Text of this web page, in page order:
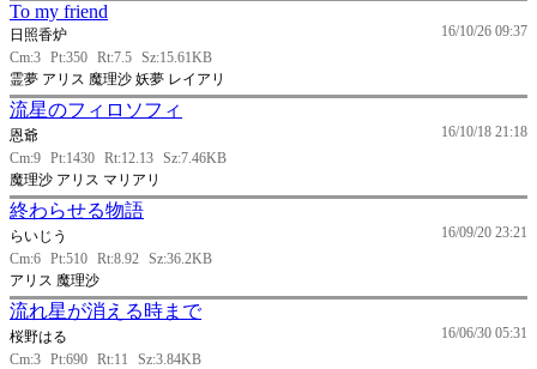
To my friend
16/10/26 09:37
日照香炉
Cm:3 Pt:350 Rt:7.5 Sz:15.61KB
霊夢 アリス 魔理沙 妖夢 レイアリ
流星のフィロソフィ
16/10/18 21:18
恩爺
Cm:9 Pt:1430 Rt:12.13 Sz:7.46KB
魔理沙 アリス マリアリ
終わらせる物語
16/09/20 23:21
らいじう
Cm:6 Pt:510 Rt:8.92 Sz:36.2KB
アリス 魔理沙
流れ星が消える時まで
16/06/30 05:31
桜野はる
Cm:3 Pt:690 Rt:11
Sz:3.84KB